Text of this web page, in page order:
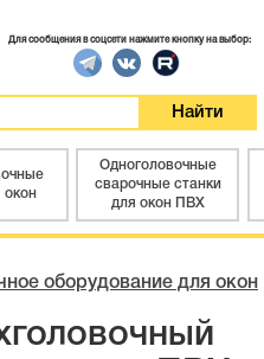
Для сообщения в соцсети нажмите кнопку на выбор:
окон
Одноголовочные
сварочные станки
для окон ПВХ
оборудование для окон